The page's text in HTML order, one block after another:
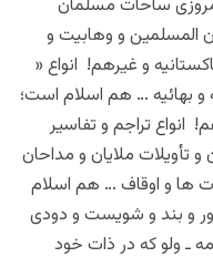
ساحات مسلمان
المسلمین و وهابیت و
و غیرهم! انواع «
بهائیه … هم اسلام است؛
تراجم و تفاسیر
تأویلات ملایان و مداحان
ها و اوقاف … هم اسلام
و بند و شویست و دودی
ـ ولو که در ذات خود